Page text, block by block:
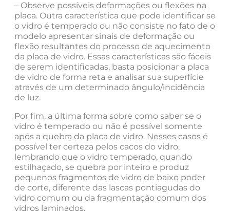
– Observe possíveis deformações ou flexões na
placa. Outra característica que pode identificar se
o vidro é temperado ou não consiste no fato de o
modelo apresentar sinais de deformação ou
flexão resultantes do processo de aquecimento
da placa de vidro. Essas características são fáceis
de serem identificadas, basta posicionar a placa
de vidro de forma reta e analisar sua superfície
através de um determinado ângulo/incidência
de luz.
Por fim, a última forma sobre como saber se o
vidro é temperado ou não é possível somente
após a quebra da placa de vidro. Nesses casos é
possível ter certeza pelos cacos do vidro,
lembrando que o vidro temperado, quando
estilhaçado, se quebra por inteiro e produz
pequenos fragmentos de vidro de baixo poder
de corte, diferente das lascas pontiagudas do
vidro comum ou da fragmentação comum dos
vidros laminados.